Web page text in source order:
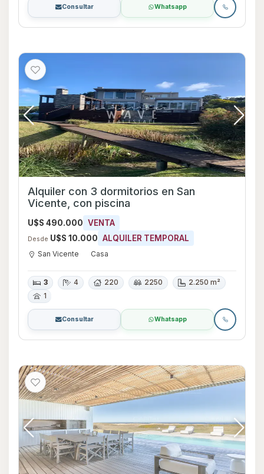
Consultar Whatsapp
Alquiler con 3 dormitorios en San
Vicente, con piscina
U$S 490.000 VENTA
Desde U$S 10.000 ALQUILER TEMPORAL
San Vicente Casa
3 4 220 2250
2.250 m²
1
Consultar Whatsapp